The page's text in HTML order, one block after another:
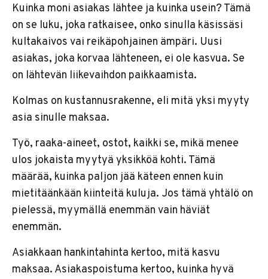
Kuinka moni asiakas lähtee ja kuinka usein? Tämä
on se luku, joka ratkaisee, onko sinulla käsissäsi
kultakaivos vai reikäpohjainen ämpäri. Uusi
asiakas, joka korvaa lähteneen, ei ole kasvua. Se
on lähtevän liikevaihdon paikkaamista.
Kolmas on kustannusrakenne, eli mitä yksi myyty
asia sinulle maksaa.
Työ, raaka-aineet, ostot, kaikki se, mikä menee
ulos jokaista myytyä yksikköä kohti. Tämä
määrää, kuinka paljon jää käteen ennen kuin
mietitäänkään kiinteitä kuluja. Jos tämä yhtälö on
pielessä, myymällä enemmän vain häviät
enemmän.
Asiakkaan hankintahinta kertoo, mitä kasvu
maksaa. Asiakaspoistuma kertoo, kuinka hyvä